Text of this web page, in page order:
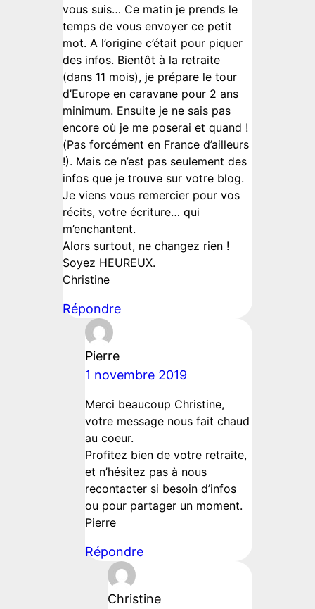
vous suis… Ce matin je prends le
temps de vous envoyer ce petit
mot. A l’origine c’était pour piquer
des infos. Bientôt à la retraite
(dans 11 mois), je prépare le tour
d’Europe en caravane pour 2 ans
minimum. Ensuite je ne sais pas
encore où je me poserai et quand !
(Pas forcément en France d’ailleurs
!). Mais ce n’est pas seulement des
infos que je trouve sur votre blog.
Je viens vous remercier pour vos
récits, votre écriture… qui
m’enchantent.
Alors surtout, ne changez rien !
Soyez HEUREUX.
Christine
Répondre
Pierre
1 novembre 2019
Merci beaucoup Christine,
votre message nous fait chaud
au coeur.
Profitez bien de votre retraite,
et n’hésitez pas à nous
recontacter si besoin d’infos
ou pour partager un moment.
Pierre
Répondre
Christine